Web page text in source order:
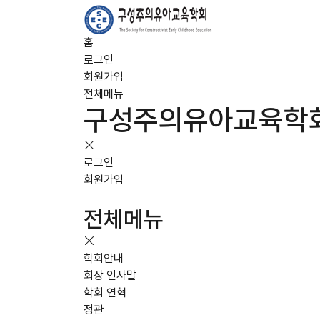
홈
로그인
회원가입
전체메뉴
구성주의유아교육학
로그인
회원가입
전체메뉴
학회안내
회장 인사말
학회 연혁
정관